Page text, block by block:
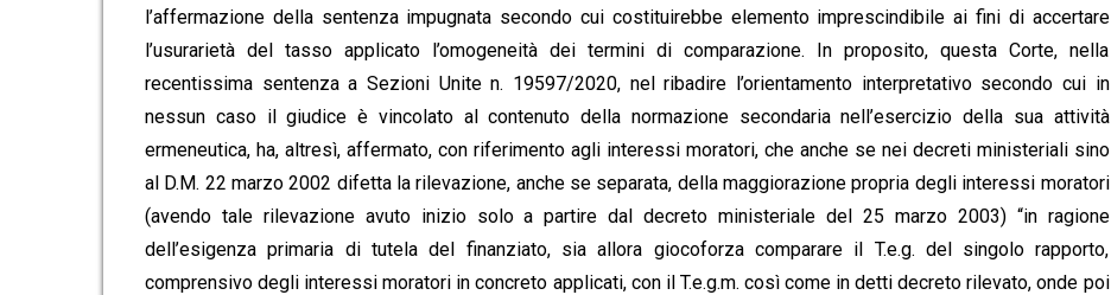
l’affermazione della sentenza impugnata secondo cui costituirebbe elemento imprescindibile ai fini di accertare
l’usurarietà del tasso applicato l’omogeneità dei termini di comparazione. In proposito, questa Corte, nella
recentissima sentenza a Sezioni Unite n. 19597/2020, nel ribadire l’orientamento interpretativo secondo cui in
nessun caso il giudice è vincolato al contenuto della normazione secondaria nell’esercizio della sua attività
ermeneutica, ha, altresì, affermato, con riferimento agli interessi moratori, che anche se nei decreti ministeriali sino
al D.M. 22 marzo 2002 difetta la rilevazione, anche se separata, della maggiorazione propria degli interessi moratori
(avendo tale rilevazione avuto inizio solo a partire dal decreto ministeriale del 25 marzo 2003) “in ragione
dell’esigenza primaria di tutela del finanziato, sia allora giocoforza comparare il T.e.g. del singolo rapporto,
comprensivo degli interessi moratori in concreto applicati, con il T.e.g.m. così come in detti decreto rilevato, onde poi